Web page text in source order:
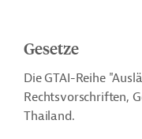
Gesetze
Die GTAI-Reihe
Rechtsvorschriften,
Thailand.